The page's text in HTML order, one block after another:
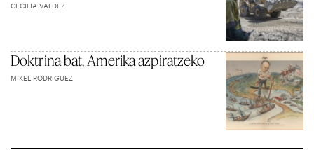
CECILIA VALDEZ
Doktrina bat, Amerika azpiratzeko
MIKEL RODRIGUEZ